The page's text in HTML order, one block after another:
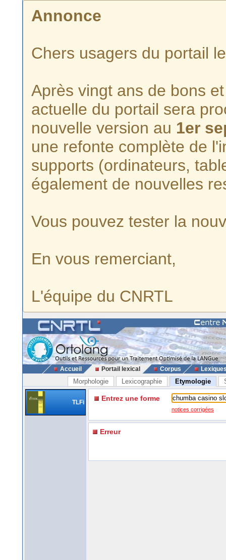
Annonce
Chers usagers du portail
Après vingt ans de bons
actuelle du portail sera
nouvelle version au 1er
une refonte complète de
supports (ordinateurs,
également de nouvelles
Vous pouvez tester la
En vous remerciant,
L'équipe du CNRTL
Accueil Portail lexical Corpus
Morphologie Lexicographie Etymologie
TLFi Entrez une forme
notices corrigées
Erreur